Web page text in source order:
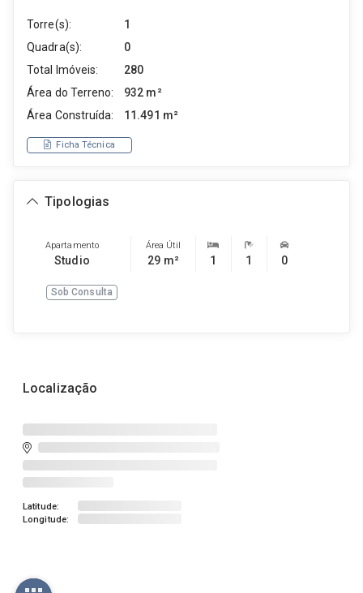
Torre(s):
1
Quadra(s):
0
Total Imóveis:
280
Área do Terreno:
932 m²
Área Construída:
11.491 m²
Ficha Técnica
Tipologias
Apartamento
Studio
Área Útil
29 m² 1 1 0
Sob Consulta
Localização
Latitude:
Longitude: